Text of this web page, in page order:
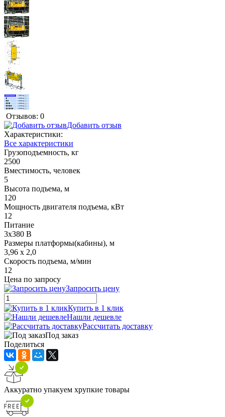
Отзывов: 0
Добавить отзыв
Характеристики:
Все характеристики
Грузоподъемность, кг
2500
Вместимость, человек
5
Высота подъема, м
120
Мощность двигателя подъема, кВт
12
Питание
3x380 В
Размеры платформы(кабины), м
3,96 x 2,0
Скорость подъема, м/мин
12
Цена по запросу
Запросить цену
Купить в 1 клик
Нашли дешевле
Рассчитать доставку
Под заказ
Поделиться
Аккуратно упакуем хрупкие товары